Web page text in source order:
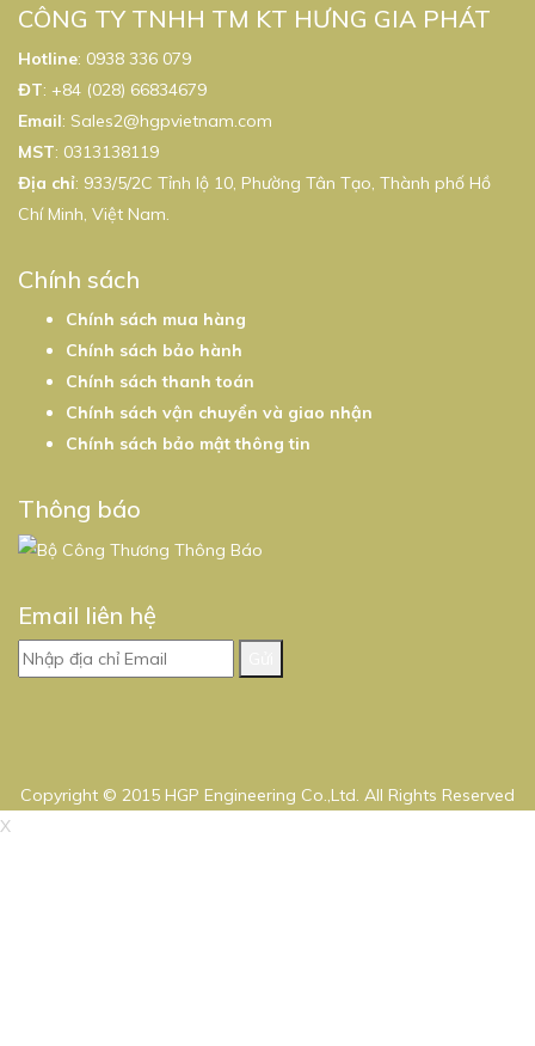
CÔNG TY TNHH TM KT HƯNG GIA PHÁT
Hotline: 0938 336 079
ĐT: +84 (028) 66834679
Email: Sales2@hgpvietnam.com
MST: 0313138119
Địa chỉ: 933/5/2C Tỉnh lộ 10, Phường Tân Tạo, Thành phố Hồ
Chí Minh, Việt Nam.
Chính sách
Chính sách mua hàng
Chính sách bảo hành
Chính sách thanh toán
Chính sách vận chuyển và giao nhận
Chính sách bảo mật thông tin
Thông báo
Email liên hệ
Copyright © 2015 HGP Engineering Co.,Ltd. All Rights Reserved
X